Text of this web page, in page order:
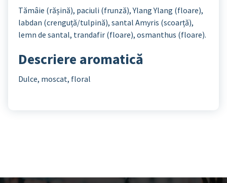
Tămâie (rășină), paciuli (frunză), Ylang Ylang (floare),
labdan (crenguță/tulpină), santal Amyris (scoarță),
lemn de santal, trandafir (floare), osmanthus (floare).
Descriere aromatică
Dulce, moscat, floral